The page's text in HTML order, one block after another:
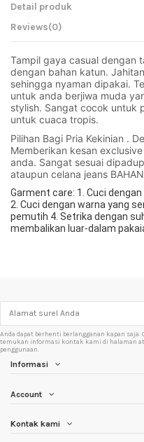
Detail produk
Reviews(0)
Tampil gaya casual dengan
dengan bahan katun.
sehingga nyaman dipakai.
untuk anda berjiwa muda
stylish. Sangat cocok untuk
untuk cuaca tropis.
Pilihan Bagi Pria Kekinian .
Memberikan kesan
anda. Sangat sesuai
ataupun celana jeans
Garment care: 1. Cuci
2. Cuci dengan warna yang
pemutih 4. Setrika dengan
membalikan luar-dalam
Anda dapat berhenti berlangganan kapan saja.
temukan informasi kontak kami di halaman
penggunaan.
Informasi
Account
Kontak kami